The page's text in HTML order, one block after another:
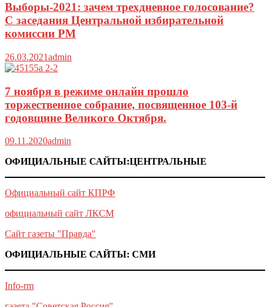
Выборы-2021: зачем трехдневное голосование?
С заседания Центральной избирательной
комиссии РМ
26.03.2021admin
7 ноября в режиме онлайн прошло
торжественное собрание, посвященное 103-й
годовщине Великого Октября.
09.11.2020admin
ОФИЦИАЛЬНЫЕ САЙТЫ:ЦЕНТРАЛЬНЫЕ
Официальный сайт КПРФ
официальный сайт ЛКСМ
Сайт газеты "Правда"
ОФИЦИАЛЬНЫЕ САЙТЫ: СМИ
Info-rm